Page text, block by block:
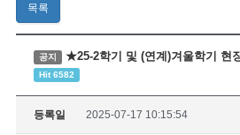
행
정
학
과
목록
공지 ★25-2학기 및 (연계)겨울학기 현
Hit 6582
등록일 2025-07-17 10:15:54